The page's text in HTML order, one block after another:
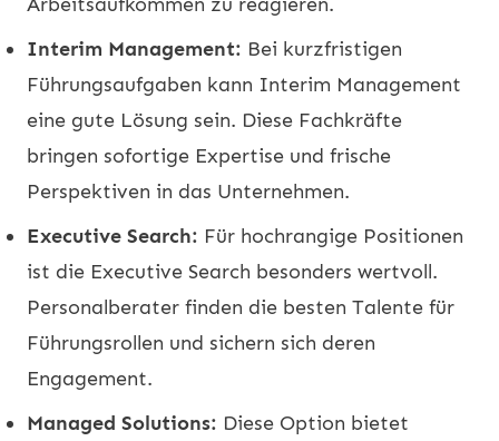
Interim Management: Bei kurzfristigen
Führungsaufgaben kann Interim Management
eine gute Lösung sein. Diese Fachkräfte
bringen sofortige Expertise und frische
Perspektiven in das Unternehmen.
Executive Search: Für hochrangige Positionen
ist die Executive Search besonders wertvoll.
Personalberater finden die besten Talente für
Führungsrollen und sichern sich deren
Engagement.
Managed Solutions: Diese Option bietet